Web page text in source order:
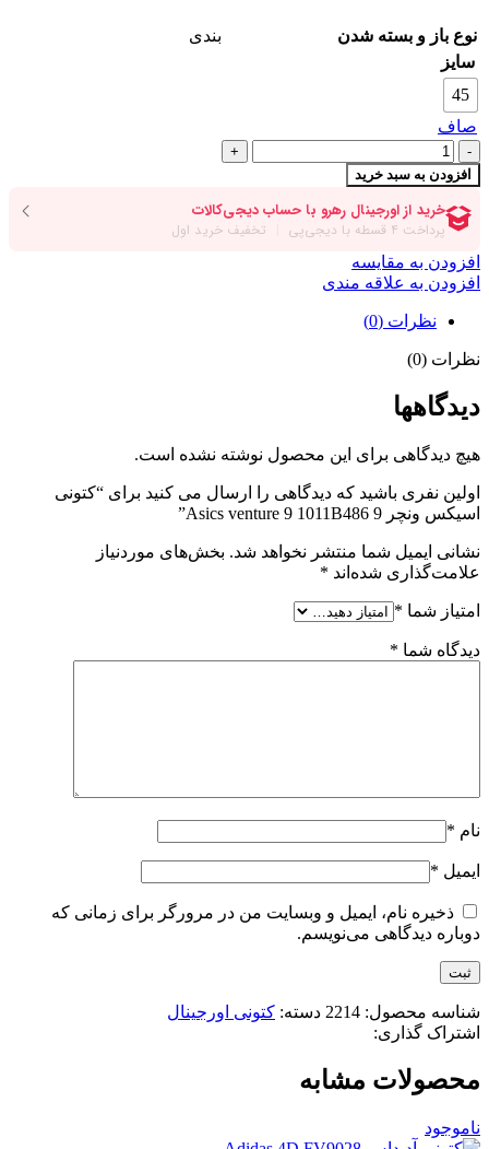
نوع باز و بسته شدن
بندی
سایز
45
صاف
افزودن به سبد خرید
افزودن به مقایسه
افزودن به علاقه مندی
نظرات (0)
نظرات (0)
دیدگاهها
هیچ دیدگاهی برای این محصول نوشته نشده است.
اولین نفری باشید که دیدگاهی را ارسال می کنید برای “کتونی
اسیکس ونچر 9 Asics venture 9 1011B486”
نشانی ایمیل شما منتشر نخواهد شد. بخش‌های موردنیاز
علامت‌گذاری شده‌اند *
امتیاز شما *
دیدگاه شما *
نام *
ایمیل *
ذخیره نام، ایمیل و وبسایت من در مرورگر برای زمانی که
دوباره دیدگاهی می‌نویسم.
شناسه محصول: 2214 دسته: کتونی اورجینال
اشتراک گذاری:
محصولات مشابه
ناموجود